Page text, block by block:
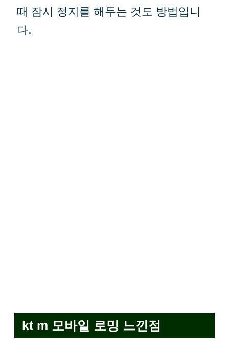
때 잠시 정지를 해두는 것도 방법입니
다.
kt m 모바일 로밍 느낀점